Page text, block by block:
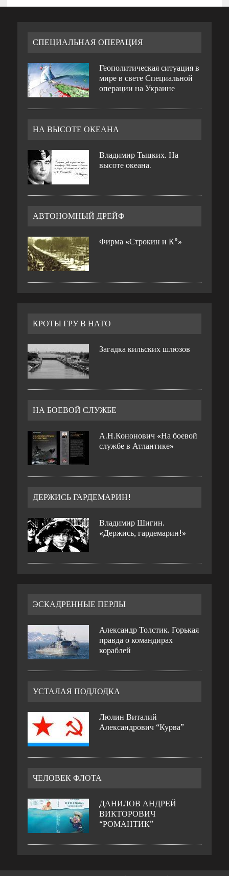
СПЕЦИАЛЬНАЯ ОПЕРАЦИЯ
Геополитическая ситуация в
мире в свете Специальной
операции на Украине
НА ВЫСОТЕ ОКЕАНА
Владимир Тыцких. На
высоте океана.
АВТОНОМНЫЙ ДРЕЙФ
Фирма «Строкин и К°»
КРОТЫ ГРУ В НАТО
Загадка кильских шлюзов
НА БОЕВОЙ СЛУЖБЕ
А.Н.Кононович «На боевой
службе в Атлантике»
ДЕРЖИСЬ ГАРДЕМАРИН!
Владимир Шигин.
«Держись, гардемарин!»
ЭСКАДРЕННЫЕ ПЕРЛЫ
Александр Толстик. Горькая
правда о командирах
кораблей
УСТАЛАЯ ПОДЛОДКА
Люлин Виталий
Александрович “Курва”
ЧЕЛОВЕК ФЛОТА
ДАНИЛОВ АНДРЕЙ
ВИКТОРОВИЧ
“РОМАНТИК”